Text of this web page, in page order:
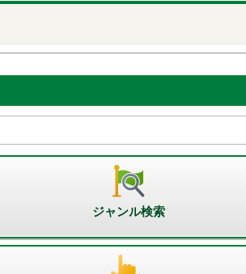
ジャンル検索